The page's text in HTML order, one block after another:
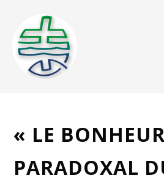
« LE BONHEUR
PARADOXAL